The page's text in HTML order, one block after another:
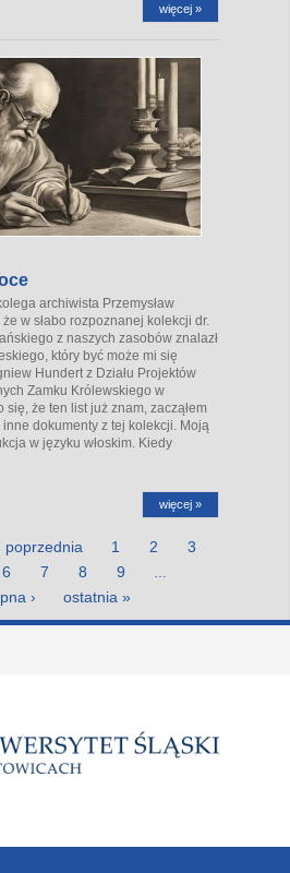
więcej »
archiwista Przemysław
w słabo rozpoznanej kolekcji dr.
z naszych zasobów znalazł
który być może mi się
Hundert z Działu Projektów
Zamku Królewskiego w
się, że ten list już znam, zacząłem
dokumenty z tej kolekcji. Moją
w języku włoskim. Kiedy
więcej »
poprzednia 1 2
3
6 7 8 9
› ostatnia »